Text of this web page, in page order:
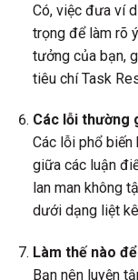
Có, việc đưa ví
trọng để làm rõ
tưởng của bạn,
tiêu chí Task
Các lỗi thường
Các lỗi phổ
giữa các luận
lan man không
dưới dạng liệt
Làm thế nào
Bạn nên luyện